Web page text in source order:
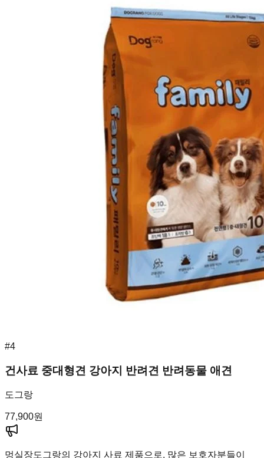
#4
건사료 중대형견 강아지 반려견 반려동물 애견
도그랑
77,900원
멍실장도그랑의 강아지 사료 제품으로, 많은 보호자분들이